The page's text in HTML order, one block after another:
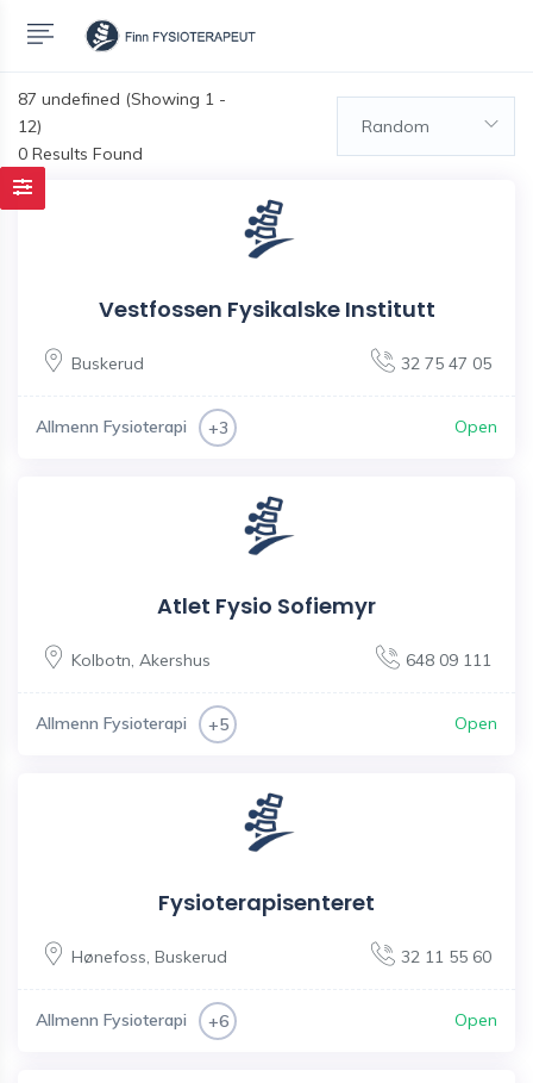
87 undefined (Showing 1 -
12)
0 Results Found
Random
Vestfossen Fysikalske Institutt
Buskerud 32 75 47 05
Allmenn Fysioterapi +3 Open
Atlet Fysio Sofiemyr
Kolbotn Akershus 648 09 111
Allmenn Fysioterapi +5 Open
Fysioterapisenteret
Hønefoss Buskerud 32 11 55 60
Allmenn Fysioterapi +6 Open